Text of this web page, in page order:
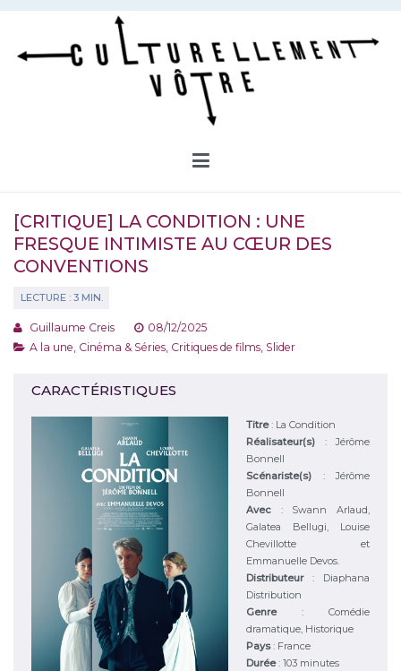
Aller
contenu
[CRITIQUE] LA CONDITION : UNE
FRESQUE INTIMISTE AU CŒUR DES
CONVENTIONS
Guillaume Creis
08/12/2025
A la une Cinéma & Séries Critiques de films Slider
CARACTÉRISTIQUES
Titre: La Condition
Réalisateur(s) :Jérôme
Bonnell
Scénariste(s) :Jérôme
Bonnell
Avec : Swann Arlaud,
Galatea Bellugi, Louise
Chevillotte et
Emmanuelle Devos.
Distributeur: Diaphana
Distribution
Genre: Comédie
dramatique, Historique
Pays: France
Durée:103 minutes